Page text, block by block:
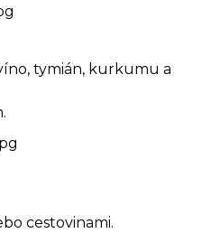
tymián, kurkumu a
cestovinami.